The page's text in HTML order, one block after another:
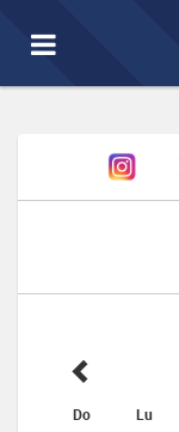
Toggle
navigation
Do Lu